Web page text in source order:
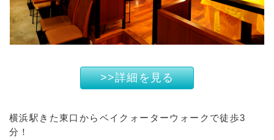
>>詳細を見る
横浜駅きた東口からベイクォーターウォークで徒歩3
分！